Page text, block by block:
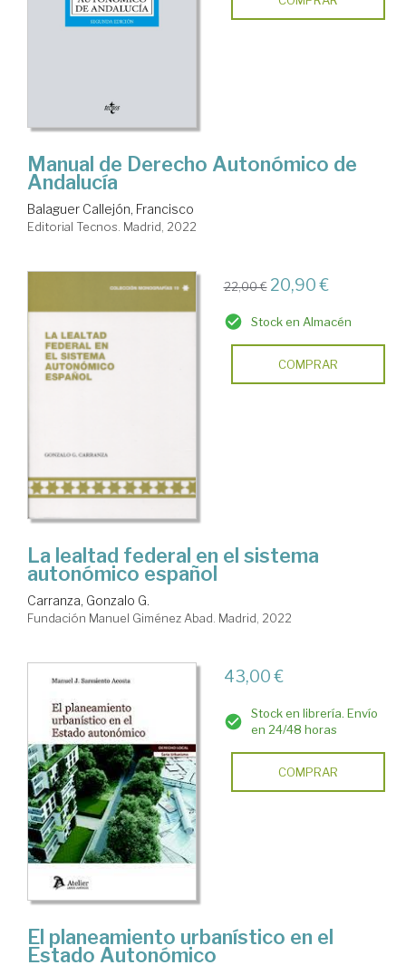
Manual de Derecho Autonómico de
Andalucía
Balaguer Callejón, Francisco
Editorial Tecnos. Madrid, 2022
22,00 € 20,90 €
Stock en Almacén
COMPRAR
La lealtad federal en el sistema
autonómico español
Carranza, Gonzalo G.
Fundación Manuel Giménez Abad. Madrid, 2022
43,00 €
Stock en librería. Envío
en 24/48 horas
COMPRAR
El planeamiento urbanístico en el
Estado Autonómico